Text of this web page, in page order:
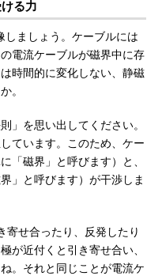
る力
ましょう。ケーブルには
電流ケーブルが磁界中に存
時間的に変化しない、静磁
。
」を思い出してください。
ています。このため、ケー
「磁界」と呼びます）と、
」と呼びます）が干渉しま
せ合ったり、反発したり
が近付くと引き寄せ合い、
。それと同じことが電流ケ